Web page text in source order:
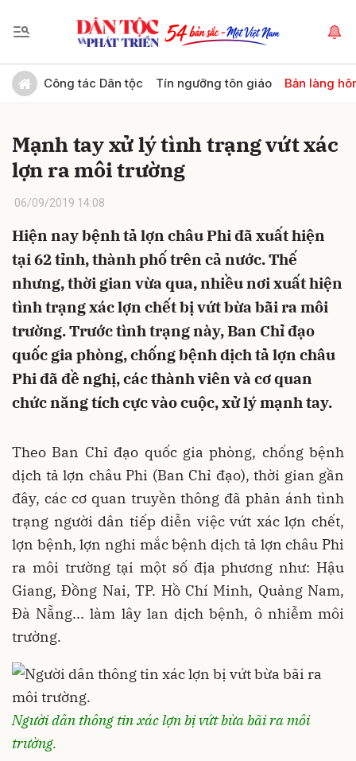
Công tác Dân tộc Tín ngưỡng tôn giáo Bản làng
Mạnh tay xử lý tình trạng vứt xác
lợn ra môi trường
06/09/2019 14:08
Hiện nay bệnh tả lợn châu Phi đã xuất hiện
tại 62 tỉnh, thành phố trên cả nước. Thế
nhưng, thời gian vừa qua, nhiều nơi xuất hiện
tình trạng xác lợn chết bị vứt bừa bãi ra môi
trường. Trước tình trạng này, Ban Chỉ đạo
quốc gia phòng, chống bệnh dịch tả lợn châu
Phi đã đề nghị, các thành viên và cơ quan
chức năng tích cực vào cuộc, xử lý mạnh tay.
Theo Ban Chỉ đạo quốc gia phòng, chống bệnh
dịch tả lợn châu Phi (Ban Chỉ đạo), thời gian gần
đây, các cơ quan truyền thông đã phản ánh tình
trạng người dân tiếp diễn việc vứt xác lợn chết,
lợn bệnh, lợn nghi mắc bệnh dịch tả lợn châu Phi
ra môi trường tại một số địa phương như: Hậu
Giang, Đồng Nai, TP. Hồ Chí Minh, Quảng Nam,
Đà Nẵng... làm lây lan dịch bệnh, ô nhiễm môi
trường.
Người dân thông tin xác lợn bị vứt bừa bãi ra môi
trường.
Gửi bình luận
Hủy Gửi